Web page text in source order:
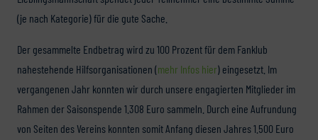
(je nach Kategorie) für die gute Sache.
Der gesammelte Endbetrag wird zu 100 Prozent für dem Fanklub
nahestehende Hilfsorganisationen (mehr Infos hier) eingesetzt. Im
vergangenen Jahr konnten wir durch unsere engagierten Mitglieder im
Rahmen der Saisonspende 1.308 Euro sammeln. Durch eine Aufrundung
von Seiten des Vereins konnten somit Anfang diesen Jahres 1.500 Euro